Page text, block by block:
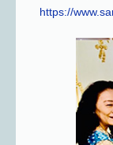
https://